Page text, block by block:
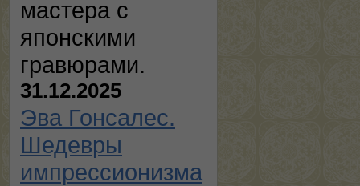
мастера с
японскими
гравюрами.
31.12.2025
Эва Гонсалес.
Шедевры
импрессионизма